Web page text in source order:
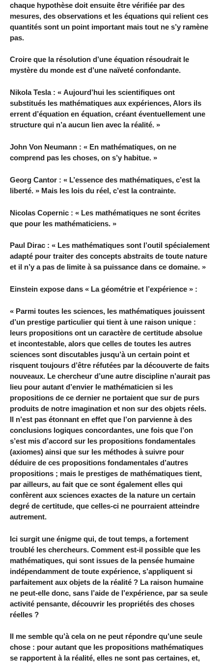
chaque hypothèse doit ensuite être vérifiée par des
mesures, des observations et les équations qui relient ces
quantités sont un point important mais tout ne s’y ramène
pas.
Croire que la résolution d’une équation résoudrait le
mystère du monde est d’une naïveté confondante.
Nikola Tesla : « Aujourd’hui les scientifiques ont
substitués les mathématiques aux expériences, Alors ils
errent d’équation en équation, créant éventuellement une
structure qui n’a aucun lien avec la réalité. »
John Von Neumann : « En mathématiques, on ne
comprend pas les choses, on s’y habitue. »
Georg Cantor : « L’essence des mathématiques, c’est la
liberté. » Mais les lois du réel, c’est la contrainte.
Nicolas Copernic : « Les mathématiques ne sont écrites
que pour les mathématiciens. »
Paul Dirac : « Les mathématiques sont l’outil spécialement
adapté pour traiter des concepts abstraits de toute nature
et il n’y a pas de limite à sa puissance dans ce domaine. »
Einstein expose dans « La géométrie et l’expérience » :
« Parmi toutes les sciences, les mathématiques jouissent
d’un prestige particulier qui tient à une raison unique :
leurs propositions ont un caractère de certitude absolue
et incontestable, alors que celles de toutes les autres
sciences sont discutables jusqu’à un certain point et
risquent toujours d’être réfutées par la découverte de faits
nouveaux. Le chercheur d’une autre discipline n’aurait pas
lieu pour autant d’envier le mathématicien si les
propositions de ce dernier ne portaient que sur de purs
produits de notre imagination et non sur des objets réels.
Il n’est pas étonnant en effet que l’on parvienne à des
conclusions logiques concordantes, une fois que l’on
s’est mis d’accord sur les propositions fondamentales
(axiomes) ainsi que sur les méthodes à suivre pour
déduire de ces propositions fondamentales d’autres
propositions ; mais le prestiges de mathématiques tient,
par ailleurs, au fait que ce sont également elles qui
confèrent aux sciences exactes de la nature un certain
degré de certitude, que celles-ci ne pourraient atteindre
autrement.
Ici surgit une énigme qui, de tout temps, a fortement
troublé les chercheurs. Comment est-il possible que les
mathématiques, qui sont issues de la pensée humaine
indépendamment de toute expérience, s’appliquent si
parfaitement aux objets de la réalité ? La raison humaine
ne peut-elle donc, sans l’aide de l’expérience, par sa seule
activité pensante, découvrir les propriétés des choses
réelles ?
Il me semble qu’à cela on ne peut répondre qu’une seule
chose : pour autant que les propositions mathématiques
se rapportent à la réalité, elles ne sont pas certaines, et,